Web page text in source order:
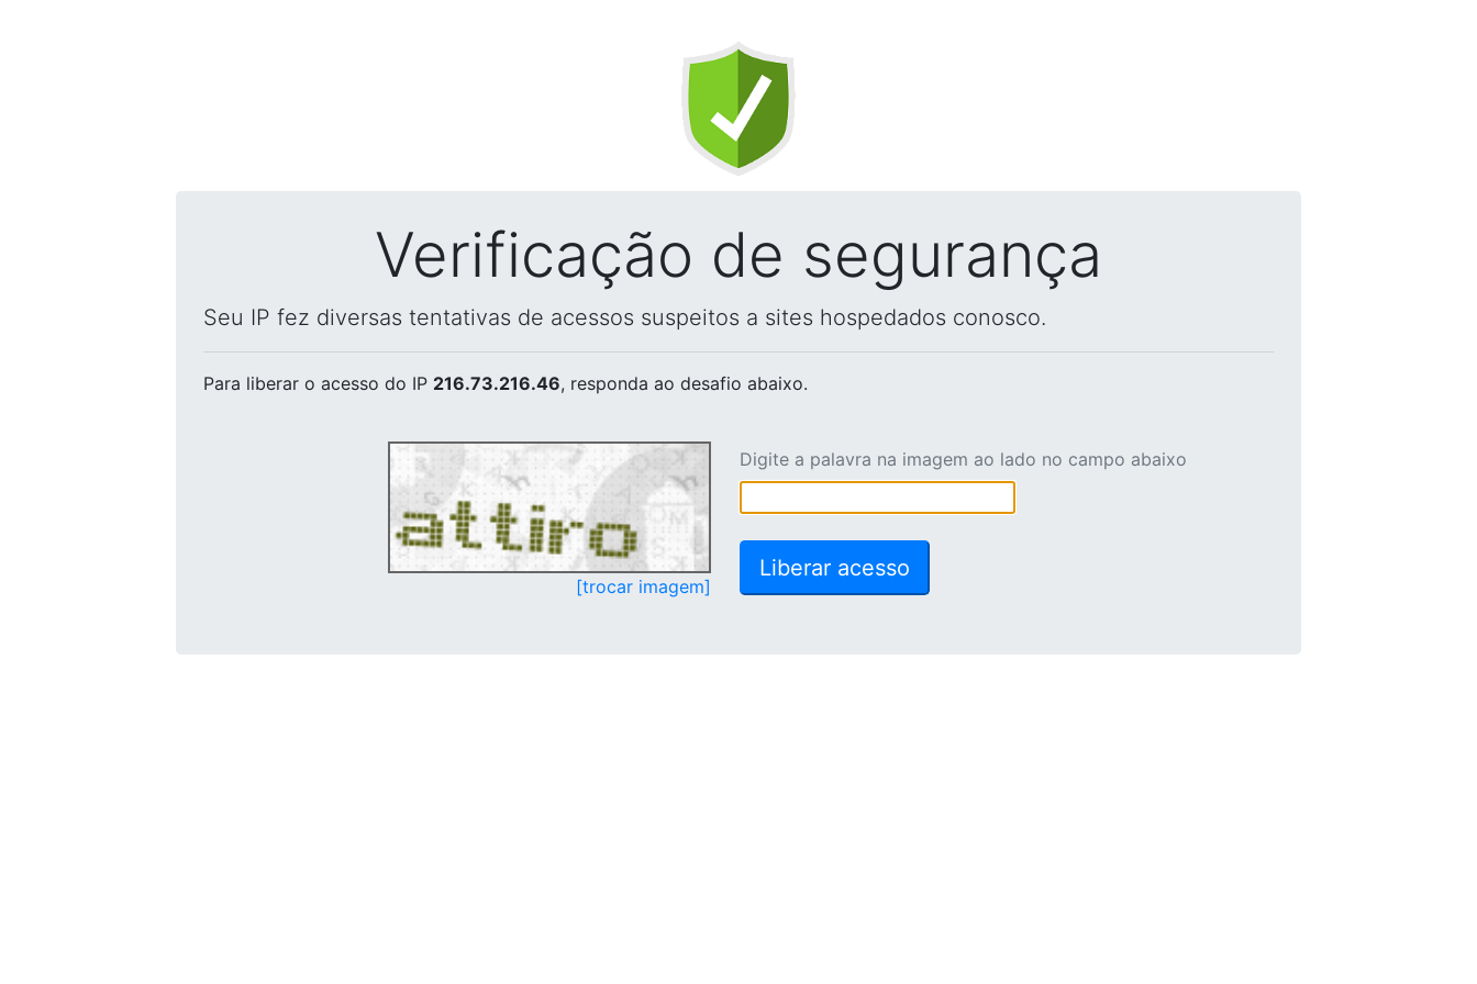
Verificação de segurança
Seu IP fez diversas tentativas de acessos suspeitos a sites hospedados conosco.
Para liberar o acesso do IP 216.73.216.46, responda ao desafio abaixo.
[trocar imagem]
Digite a palavra na imagem ao lado no campo abaixo